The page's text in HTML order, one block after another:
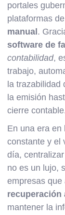
portales
plataformas
manual .
software de
contabilidad,
trabajo,
la trazabilidad
la emisión
cierre
En una era en
constante y el
día,
no es un lujo,
empresas que
recuperación
mantener la